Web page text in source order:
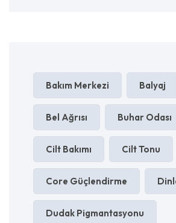
Bakım Merkezi Balyaj
Bel Ağrısı Buhar Odası
Cilt Bakımı Cilt Tonu
Core Güçlendirme
Dudak Pigmantasyonu